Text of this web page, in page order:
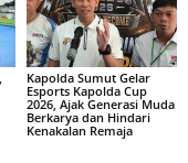
Kapolda Sumut Gelar
Esports Kapolda Cup
2026, Ajak Generasi Muda
Berkarya dan Hindari
Kenakalan Remaja